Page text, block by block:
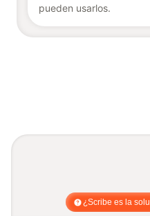
pueden usarlos.
¿Scribe es la